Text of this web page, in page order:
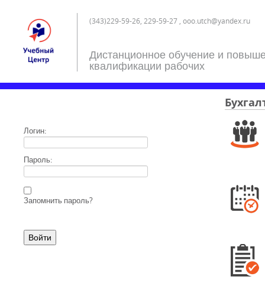
(343)229-59-26, 229-59-27 , ooo.utch@yandex.ru
Дистанционное обучение и
квалификации рабочих
Логин:
Пароль:
Запомнить пароль?